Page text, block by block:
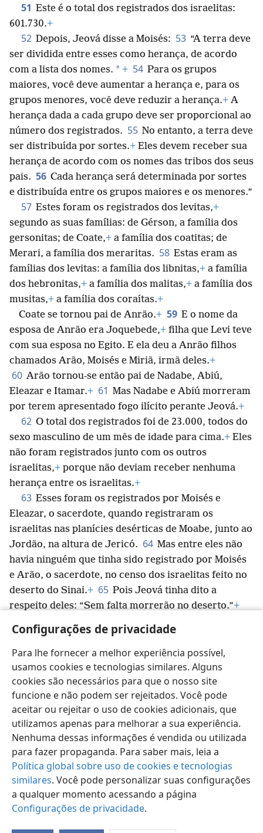
Configurações de privacidade
Para lhe fornecer a melhor experiência possível,
usamos cookies e tecnologias similares. Alguns
cookies são necessários para que o nosso site
funcione e não podem ser rejeitados. Você pode
aceitar ou rejeitar o uso de cookies adicionais, que
utilizamos apenas para melhorar a sua experiência.
Nenhuma dessas informações é vendida ou utilizada
para fazer propaganda. Para saber mais, leia a
Política global sobre uso de cookies e tecnologias
similares. Você pode personalizar suas configurações
a qualquer momento acessando a página
Configurações de privacidade.
51 Este é o total dos registrados dos israelitas:
601.730.+
52 Depois, Jeová disse a Moisés: 53 “A terra deve
ser dividida entre esses como herança, de acordo
com a lista dos nomes. * + 54 Para os grupos
maiores, você deve aumentar a herança e, para os
grupos menores, você deve reduzir a herança.+ A
herança dada a cada grupo deve ser proporcional ao
número dos registrados. 55 No entanto, a terra deve
ser distribuída por sortes.+ Eles devem receber sua
herança de acordo com os nomes das tribos dos seus
pais. 56 Cada herança será determinada por sortes
e distribuída entre os grupos maiores e os menores.”
57 Estes foram os registrados dos levitas,+
segundo as suas famílias: de Gérson, a família dos
gersonitas; de Coate,+ a família dos coatitas; de
Merari, a família dos meraritas. 58 Estas eram as
famílias dos levitas: a família dos libnitas,+ a família
dos hebronitas,+ a família dos malitas,+ a família dos
musitas,+ a família dos coraítas.+
Coate se tornou pai de Anrão.+ 59 E o nome da
esposa de Anrão era Joquebede,+ filha que Levi teve
com sua esposa no Egito. E ela deu a Anrão filhos
chamados Arão, Moisés e Miriã, irmã deles.+
60 Arão tornou-se então pai de Nadabe, Abiú,
Eleazar e Itamar.+ 61 Mas Nadabe e Abiú morreram
por terem apresentado fogo ilícito perante Jeová.+
62 O total dos registrados foi de 23.000, todos do
sexo masculino de um mês de idade para cima.+ Eles
não foram registrados junto com os outros
israelitas,+ porque não deviam receber nenhuma
herança entre os israelitas.+
63 Esses foram os registrados por Moisés e
Eleazar, o sacerdote, quando registraram os
israelitas nas planícies desérticas de Moabe, junto ao
Jordão, na altura de Jericó. 64 Mas entre eles não
havia ninguém que tinha sido registrado por Moisés
e Arão, o sacerdote, no censo dos israelitas feito no
deserto do Sinai.+ 65 Pois Jeová tinha dito a
respeito deles: “Sem falta morrerão no deserto.”+
a não ser Calebe, filho de Jefuné, e Josué, filho de
Num. +
Português (Brasil) Compartilhar Preferências
Copyright © 2026 Watch Tower Bible and Tract Society of Pennsylvania
Termos de Uso
Política de Privacidade
Configurações de Privacidade
JW.ORG Login